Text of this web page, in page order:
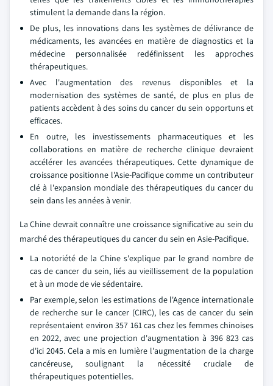
stimulent la demande dans la région.
De plus, les innovations dans les systèmes de délivrance de
médicaments, les avancées en matière de diagnostics et la
médecine personnalisée redéfinissent les approches
thérapeutiques.
Avec l'augmentation des revenus disponibles et la
modernisation des systèmes de santé, de plus en plus de
patients accèdent à des soins du cancer du sein opportuns et
efficaces.
En outre, les investissements pharmaceutiques et les
collaborations en matière de recherche clinique devraient
accélérer les avancées thérapeutiques. Cette dynamique de
croissance positionne l'Asie-Pacifique comme un contributeur
clé à l'expansion mondiale des thérapeutiques du cancer du
sein dans les années à venir.
La Chine devrait connaître une croissance significative au sein du
marché des thérapeutiques du cancer du sein en Asie-Pacifique.
La notoriété de la Chine s'explique par le grand nombre de
cas de cancer du sein, liés au vieillissement de la population
et à un mode de vie sédentaire.
Par exemple, selon les estimations de l'Agence internationale
de recherche sur le cancer (CIRC), les cas de cancer du sein
représentaient environ 357 161 cas chez les femmes chinoises
en 2022, avec une projection d'augmentation à 396 823 cas
d'ici 2045. Cela a mis en lumière l'augmentation de la charge
cancéreuse, soulignant la nécessité cruciale de
thérapeutiques potentielles.